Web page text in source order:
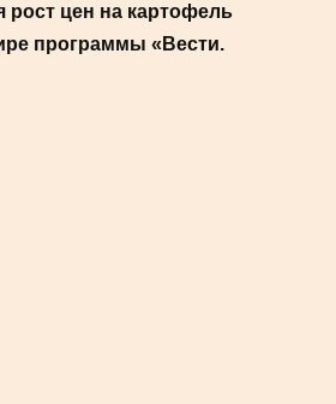
рост цен на картофель
программы «Вести.